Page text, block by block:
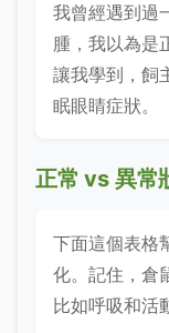
我曾經遇到過
腫，我以為是
讓我學到，飼
眠眼睛症狀。
正常 vs 異常
下面這個表格
化。記住，倉
比如呼吸和活